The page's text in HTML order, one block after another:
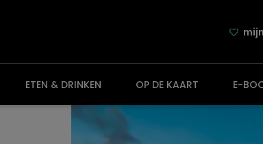
ETEN & DRINKEN OP DE KAART E-